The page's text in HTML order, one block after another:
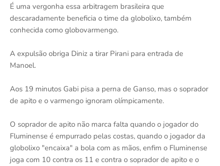
É uma vergonha essa arbitragem brasileira que
descaradamente beneficia o time da globolixo, também
conhecida como globovarmengo.
A expulsão obriga Diniz a tirar Pirani para entrada de
Manoel.
Aos 19 minutos Gabi pisa a perna de Ganso, mas o soprador
de apito e o varmengo ignoram olímpicamente.
O soprador de apito não marca falta quando o jogador do
Fluminense é empurrado pelas costas, quando o jogador da
globolixo "encaixa" a bola com as mãos, enfim o Fluminense
joga com 10 contra os 11 e contra o soprador de apito e o